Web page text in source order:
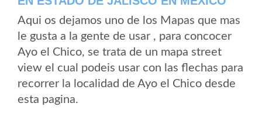
Aqui os dejamos uno de los Mapas que mas
le gusta a la gente de usar , para concocer
Ayo el Chico, se trata de un mapa street
view el cual podeis usar con las flechas para
recorrer la localidad de Ayo el Chico desde
esta pagina.